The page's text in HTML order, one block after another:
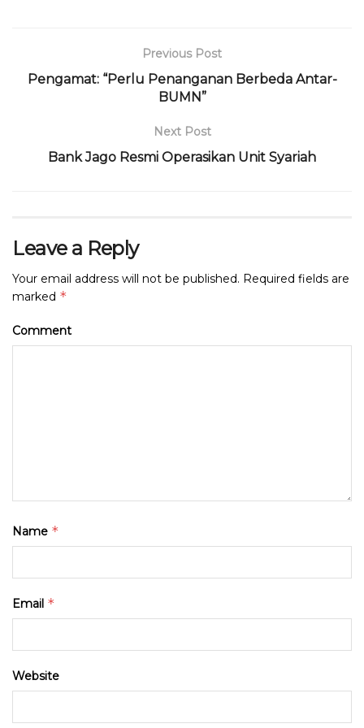
Previous Post
Pengamat: “Perlu Penanganan Berbeda Antar-
BUMN”
Next Post
Bank Jago Resmi Operasikan Unit Syariah
Leave a Reply
Your email address will not be published. Required fields are
marked *
Comment
Name *
Email *
Website